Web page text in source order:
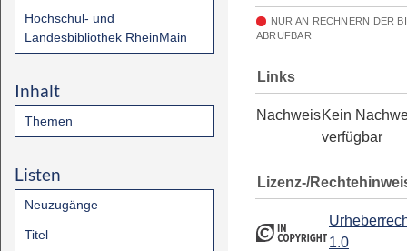
Hochschul- und
Landesbibliothek RheinMain
Inhalt
Themen
Listen
Neuzugänge
Titel
NUR AN RECHNERN DER
ABRUFBAR
Links
NachweisKein
verfügbar
Lizenz-/
1.0